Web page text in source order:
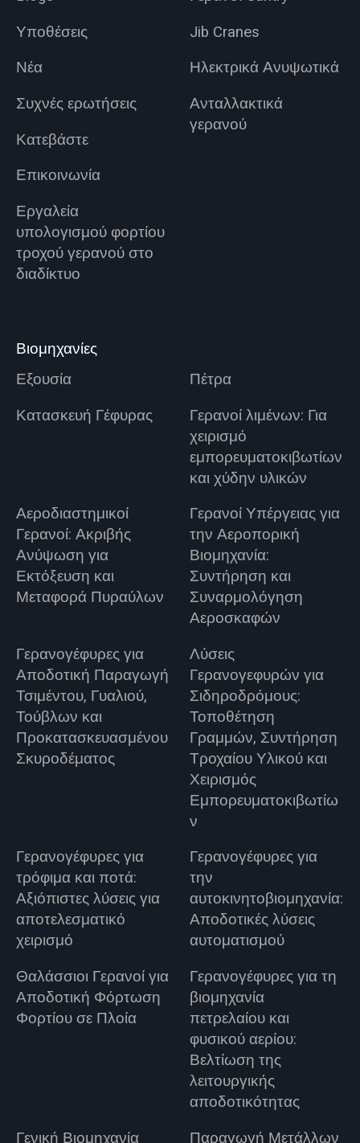
Υποθέσεις
Νέα
Συχνές ερωτήσεις
Κατεβάστε
Επικοινωνία
Εργαλεία
υπολογισμού φορτίου
τροχού γερανού στο
διαδίκτυο
Jib Cranes
Ηλεκτρικά Ανυψωτικά
Ανταλλακτικά
γερανού
Βιομηχανίες
Εξουσία
Πέτρα
Κατασκευή Γέφυρας
Γερανοί λιμένων: Για
χειρισμό
εμπορευματοκιβωτίων
και χύδην υλικών
Αεροδιαστημικοί
Γερανοί: Ακριβής
Ανύψωση για
Εκτόξευση και
Μεταφορά Πυραύλων
Γερανοί Υπέργειας για
την Αεροπορική
Βιομηχανία:
Συντήρηση και
Συναρμολόγηση
Αεροσκαφών
Γερανογέφυρες για
Αποδοτική Παραγωγή
Τσιμέντου, Γυαλιού,
Τούβλων και
Προκατασκευασμένου
Σκυροδέματος
Λύσεις
Γερανογεφυρών για
Σιδηροδρόμους:
Τοποθέτηση
Γραμμών, Συντήρηση
Τροχαίου Υλικού και
Χειρισμός
Εμπορευματοκιβωτίω
ν
Γερανογέφυρες για
τρόφιμα και ποτά:
Αξιόπιστες λύσεις για
αποτελεσματικό
χειρισμό
Γερανογέφυρες για
την
αυτοκινητοβιομηχανία:
Αποδοτικές λύσεις
αυτοματισμού
Θαλάσσιοι Γερανοί για
Αποδοτική Φόρτωση
Φορτίου σε Πλοία
Γερανογέφυρες για τη
βιομηχανία
πετρελαίου και
φυσικού αερίου:
Βελτίωση της
λειτουργικής
αποδοτικότητας
Γενική Βιομηχανία
Παραγωγή Μετάλλων